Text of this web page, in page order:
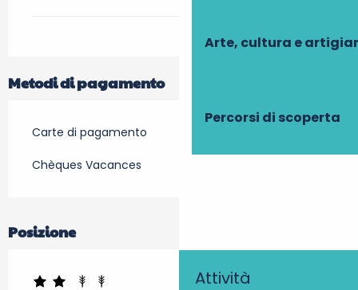
Arte, cultura e
Percorsi di scoperta
Attività
Metodi di pagamento
Carte di pagamento
Chèques Vacances
Posizione